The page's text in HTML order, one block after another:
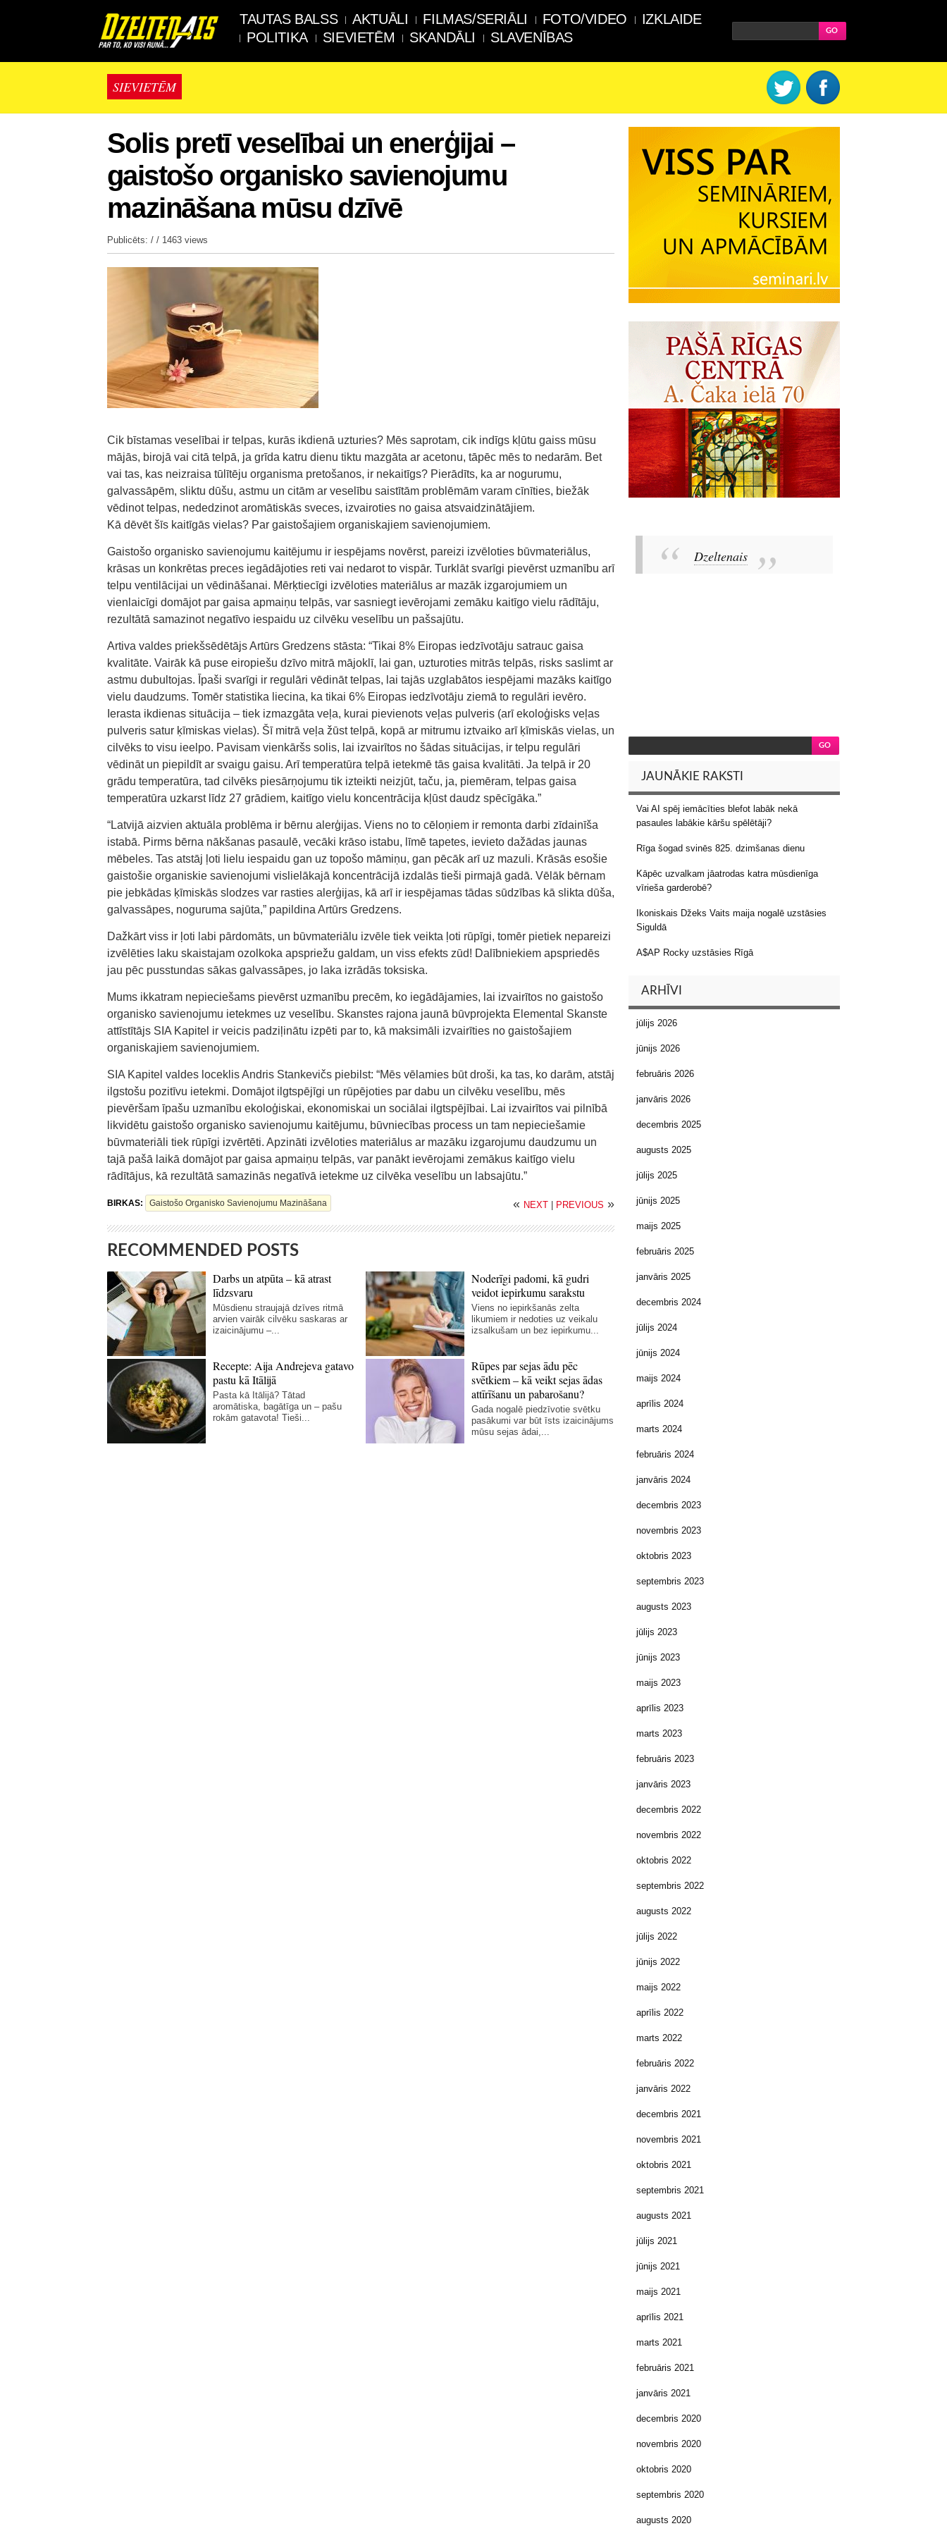
TAUTAS BALSS AKTUĀLI FILMAS/SERIĀLI FOTO/VIDEO
IZKLAIDE
POLITIKA
SIEVIETĒM SKANDĀLI SLAVENĪBAS
SIEVIETĒM
Solis pretī veselībai un enerģijai –
gaistošo organisko savienojumu
mazināšana mūsu dzīvē
Publicēts: / / 1463 views
Cik bīstamas veselībai ir telpas, kurās ikdienā uzturies? Mēs saprotam, cik indīgs kļūtu gaiss mūsu
mājās, birojā vai citā telpā, ja grīda katru dienu tiktu mazgāta ar acetonu, tāpēc mēs to nedarām. Bet
vai tas, kas neizraisa tūlītēju organisma pretošanos, ir nekaitīgs? Pierādīts, ka ar nogurumu,
galvassāpēm, sliktu dūšu, astmu un citām ar veselību saistītām problēmām varam cīnīties, biežāk
vēdinot telpas, nededzinot aromātiskās sveces, izvairoties no gaisa atsvaidzinātājiem.
Kā dēvēt šīs kaitīgās vielas? Par gaistošajiem organiskajiem savienojumiem.
Gaistošo organisko savienojumu kaitējumu ir iespējams novērst, pareizi izvēloties būvmateriālus,
krāsas un konkrētas preces iegādājoties reti vai nedarot to vispār. Turklāt svarīgi pievērst uzmanību arī
telpu ventilācijai un vēdināšanai. Mērķtiecīgi izvēloties materiālus ar mazāk izgarojumiem un
vienlaicīgi domājot par gaisa apmaiņu telpās, var sasniegt ievērojami zemāku kaitīgo vielu rādītāju,
rezultātā samazinot negatīvo iespaidu uz cilvēku veselību un pašsajūtu.
Artiva valdes priekšsēdētājs Artūrs Gredzens stāsta: “Tikai 8% Eiropas iedzīvotāju satrauc gaisa
kvalitāte. Vairāk kā puse eiropiešu dzīvo mitrā mājoklī, lai gan, uzturoties mitrās telpās, risks saslimt ar
astmu dubultojas. Īpaši svarīgi ir regulāri vēdināt telpas, lai tajās uzglabātos iespējami mazāks kaitīgo
vielu daudzums. Tomēr statistika liecina, ka tikai 6% Eiropas iedzīvotāju ziemā to regulāri ievēro.
Ierasta ikdienas situācija – tiek izmazgāta veļa, kurai pievienots veļas pulveris (arī ekoloģisks veļas
pulveris satur ķīmiskas vielas). Šī mitrā veļa žūst telpā, kopā ar mitrumu iztvaiko arī ķīmiskās vielas, un
cilvēks to visu ieelpo. Pavisam vienkāršs solis, lai izvairītos no šādas situācijas, ir telpu regulāri
vēdināt un piepildīt ar svaigu gaisu. Arī temperatūra telpā ietekmē tās gaisa kvalitāti. Ja telpā ir 20
grādu temperatūra, tad cilvēks piesārņojumu tik izteikti neizjūt, taču, ja, piemēram, telpas gaisa
temperatūra uzkarst līdz 27 grādiem, kaitīgo vielu koncentrācija kļūst daudz spēcīgāka.”
“Latvijā aizvien aktuāla problēma ir bērnu alerģijas. Viens no to cēloņiem ir remonta darbi zīdainīša
istabā. Pirms bērna nākšanas pasaulē, vecāki krāso istabu, līmē tapetes, ievieto dažādas jaunas
mēbeles. Tas atstāj ļoti lielu iespaidu gan uz topošo māmiņu, gan pēcāk arī uz mazuli. Krāsās esošie
gaistošie organiskie savienojumi vislielākajā koncentrācijā izdalās tieši pirmajā gadā. Vēlāk bērnam
pie jebkādas ķīmiskās slodzes var rasties alerģijas, kā arī ir iespējamas tādas sūdzības kā slikta dūša,
galvassāpes, noguruma sajūta,” papildina Artūrs Gredzens.
Dažkārt viss ir ļoti labi pārdomāts, un būvmateriālu izvēle tiek veikta ļoti rūpīgi, tomēr pietiek nepareizi
izvēlēties laku skaistajam ozolkoka apspriežu galdam, un viss efekts zūd! Dalībniekiem apspriedēs
jau pēc pusstundas sākas galvassāpes, jo laka izrādās toksiska.
Mums ikkatram nepieciešams pievērst uzmanību precēm, ko iegādājamies, lai izvairītos no gaistošo
organisko savienojumu ietekmes uz veselību. Skanstes rajona jaunā būvprojekta Elemental Skanste
attīstītājs SIA Kapitel ir veicis padziļinātu izpēti par to, kā maksimāli izvairīties no gaistošajiem
organiskajiem savienojumiem.
SIA Kapitel valdes loceklis Andris Stankevičs piebilst: “Mēs vēlamies būt droši, ka tas, ko darām, atstāj
ilgstošu pozitīvu ietekmi. Domājot ilgtspējīgi un rūpējoties par dabu un cilvēku veselību, mēs
pievēršam īpašu uzmanību ekoloģiskai, ekonomiskai un sociālai ilgtspējībai. Lai izvairītos vai pilnībā
likvidētu gaistošo organisko savienojumu kaitējumu, būvniecības process un tam nepieciešamie
būvmateriāli tiek rūpīgi izvērtēti. Apzināti izvēloties materiālus ar mazāku izgarojumu daudzumu un
tajā pašā laikā domājot par gaisa apmaiņu telpās, var panākt ievērojami zemākus kaitīgo vielu
rādītājus, kā rezultātā samazinās negatīvā ietekme uz cilvēka veselību un labsajūtu.”
BIRKAS: Gaistošo Organisko Savienojumu Mazināšana « NEXT PREVIOUS »
RECOMMENDED POSTS
Darbs un atpūta – kā atrast
līdzsvaru
Mūsdienu straujajā dzīves ritmā
arvien vairāk cilvēku saskaras ar
izaicinājumu –...
Noderīgi padomi, kā gudri
veidot iepirkumu sarakstu
Viens no iepirkšanās zelta
likumiem ir nedoties uz veikalu
izsalkušam un bez iepirkumu...
Recepte: Aija Andrejeva gatavo
pastu kā Itālijā
Pasta kā Itālijā? Tātad
aromātiska, bagātīga un – pašu
rokām gatavota! Tieši...
Rūpes par sejas ādu pēc
svētkiem – kā veikt sejas ādas
attīrīšanu un pabarošanu?
Gada nogalē piedzīvotie svētku
pasākumi var būt īsts izaicinājums
mūsu sejas ādai,...
Dzeltenais
JAUNĀKIE RAKSTI
Vai AI spēj iemācīties blefot labāk nekā
pasaules labākie kāršu spēlētāji?
Rīga šogad svinēs 825. dzimšanas dienu
Kāpēc uzvalkam jāatrodas katra mūsdienīga
vīrieša garderobē?
Ikoniskais Džeks Vaits maija nogalē uzstāsies
Siguldā
A$AP Rocky uzstāsies Rīgā
ARHĪVI
jūlijs 2026
jūnijs 2026
februāris 2026
janvāris 2026
decembris 2025
augusts 2025
jūlijs 2025
jūnijs 2025
maijs 2025
februāris 2025
janvāris 2025
decembris 2024
jūlijs 2024
jūnijs 2024
maijs 2024
aprīlis 2024
marts 2024
februāris 2024
janvāris 2024
decembris 2023
novembris 2023
oktobris 2023
septembris 2023
augusts 2023
jūlijs 2023
jūnijs 2023
maijs 2023
aprīlis 2023
marts 2023
februāris 2023
janvāris 2023
decembris 2022
novembris 2022
oktobris 2022
septembris 2022
augusts 2022
jūlijs 2022
jūnijs 2022
maijs 2022
aprīlis 2022
marts 2022
februāris 2022
janvāris 2022
decembris 2021
novembris 2021
oktobris 2021
septembris 2021
augusts 2021
jūlijs 2021
jūnijs 2021
maijs 2021
aprīlis 2021
marts 2021
februāris 2021
janvāris 2021
decembris 2020
novembris 2020
oktobris 2020
septembris 2020
augusts 2020